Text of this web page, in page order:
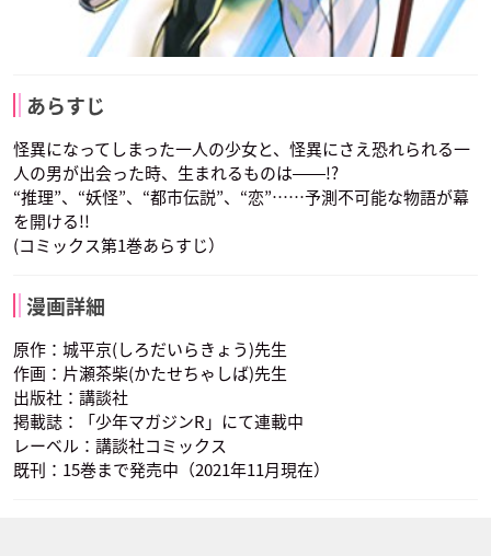
あらすじ
怪異になってしまった一人の少女と、怪異にさえ恐れられる一
人の男が出会った時、生まれるものは――!?
“推理”、“妖怪”、“都市伝説”、“恋”……予測不可能な物語が幕
を開ける!!
(コミックス第1巻あらすじ）
漫画詳細
原作：城平京(しろだいらきょう)先生
作画：片瀬茶柴(かたせちゃしば)先生
出版社：講談社
掲載誌：「少年マガジンR」にて連載中
レーベル：講談社コミックス
既刊：15巻まで発売中（2021年11月現在）